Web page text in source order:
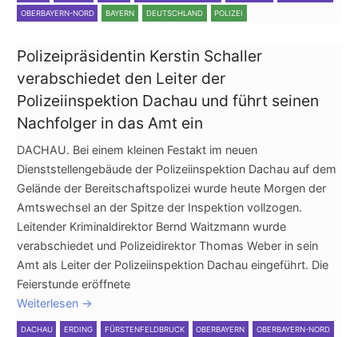
OBERBAYERN-NORD BAYERN DEUTSCHLAND POLIZEI
Polizeipräsidentin Kerstin Schaller
verabschiedet den Leiter der
Polizeiinspektion Dachau und führt seinen
Nachfolger in das Amt ein
DACHAU. Bei einem kleinen Festakt im neuen
Dienststellengebäude der Polizeiinspektion Dachau auf dem
Gelände der Bereitschaftspolizei wurde heute Morgen der
Amtswechsel an der Spitze der Inspektion vollzogen.
Leitender Kriminaldirektor Bernd Waitzmann wurde
verabschiedet und Polizeidirektor Thomas Weber in sein
Amt als Leiter der Polizeiinspektion Dachau eingeführt. Die
Feierstunde eröffnete
Weiterlesen →
DACHAU ERDING FÜRSTENFELDBRUCK OBERBAYERN OBERBAYERN-NORD